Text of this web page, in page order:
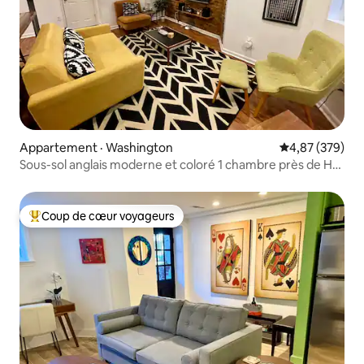
Appartement · Washington Note
4,87 (379)
Sous-sol anglais moderne et coloré 1 chambre près de H
Coup de cœur voyageurs parmi les plus aimés
Coup de cœur voyageurs